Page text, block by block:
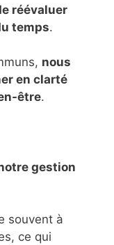
réévaluer
temps.
nous
en clarté
être.
gestion
souvent à
ce qui